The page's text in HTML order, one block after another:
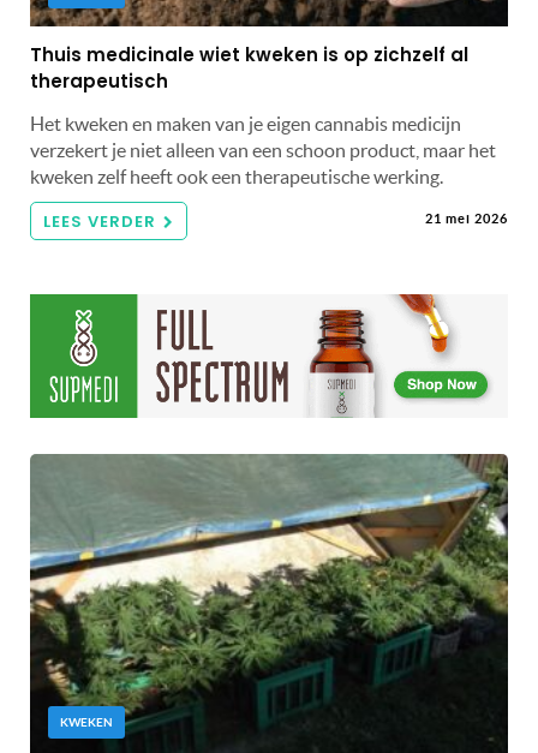
Thuis medicinale wiet kweken is op zichzelf al
therapeutisch
Het kweken en maken van je eigen cannabis medicijn
verzekert je niet alleen van een schoon product, maar het
kweken zelf heeft ook een therapeutische werking.
LEES VERDER 21 mei 2026
KWEKEN